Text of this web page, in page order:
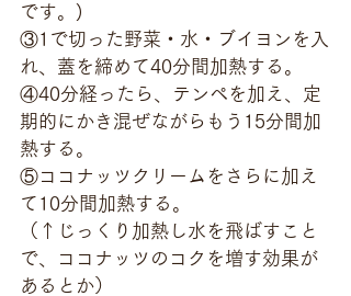
です。)
③1で切った野菜・水・ブイヨンを入
れ、蓋を締めて40分間加熱する。
④40分経ったら、テンペを加え、定
期的にかき混ぜながらもう15分間加
熱する。
⑤ココナッツクリームをさらに加え
て10分間加熱する。
（↑じっくり加熱し水を飛ばすこと
で、ココナッツのコクを増す効果が
あるとか）